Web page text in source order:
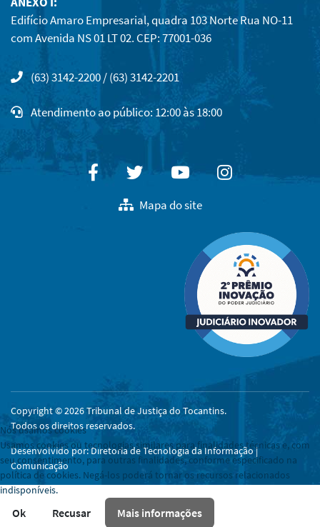
Edifício Amaro Empresarial, quadra 103 Norte Rua NO-11
com Avenida NS 01 LT 02. CEP: 77001-036
(63) 3142-2200 / (63) 3142-2201
Atendimento ao público: 12:00 às 18:00
FacebookTwitterYoutubeInstagram
Mapa do site
Copyright © 2026 Tribunal de Justiça do Tocantins.
Todos os direitos reservados.
Desenvolvido por: Diretoria de Tecnologia da Informação |
Comunicação
Nós usamos cookies
Usamos cookies ou tecnologias similares para finalidades técnicas e, com
seu consentimento, para outras finalidades, conforme especificado na
política de cookies. Negá-los poderá tornar os recursos relacionados
indisponíveis.
Ok Recusar Mais informações